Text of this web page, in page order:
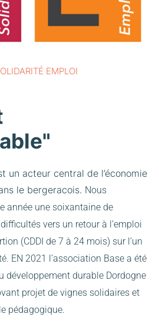
EMPLOI
un acteur central de l’économie
le bergeracois. Nous
année une soixantaine de
vers un retour à l’emploi
(CDDI de 7 à 24 mois) sur l’un
EN 2021 l’association Base a été
développement durable Dordogne
projet de vignes solidaires et
pédagogique.